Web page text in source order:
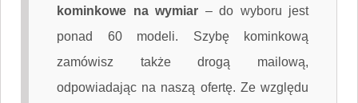
kominkowe na wymiar – do wyboru jest
ponad 60 modeli. Szybę kominkową
zamówisz także drogą mailową,
odpowiadając na naszą ofertę. Ze względu